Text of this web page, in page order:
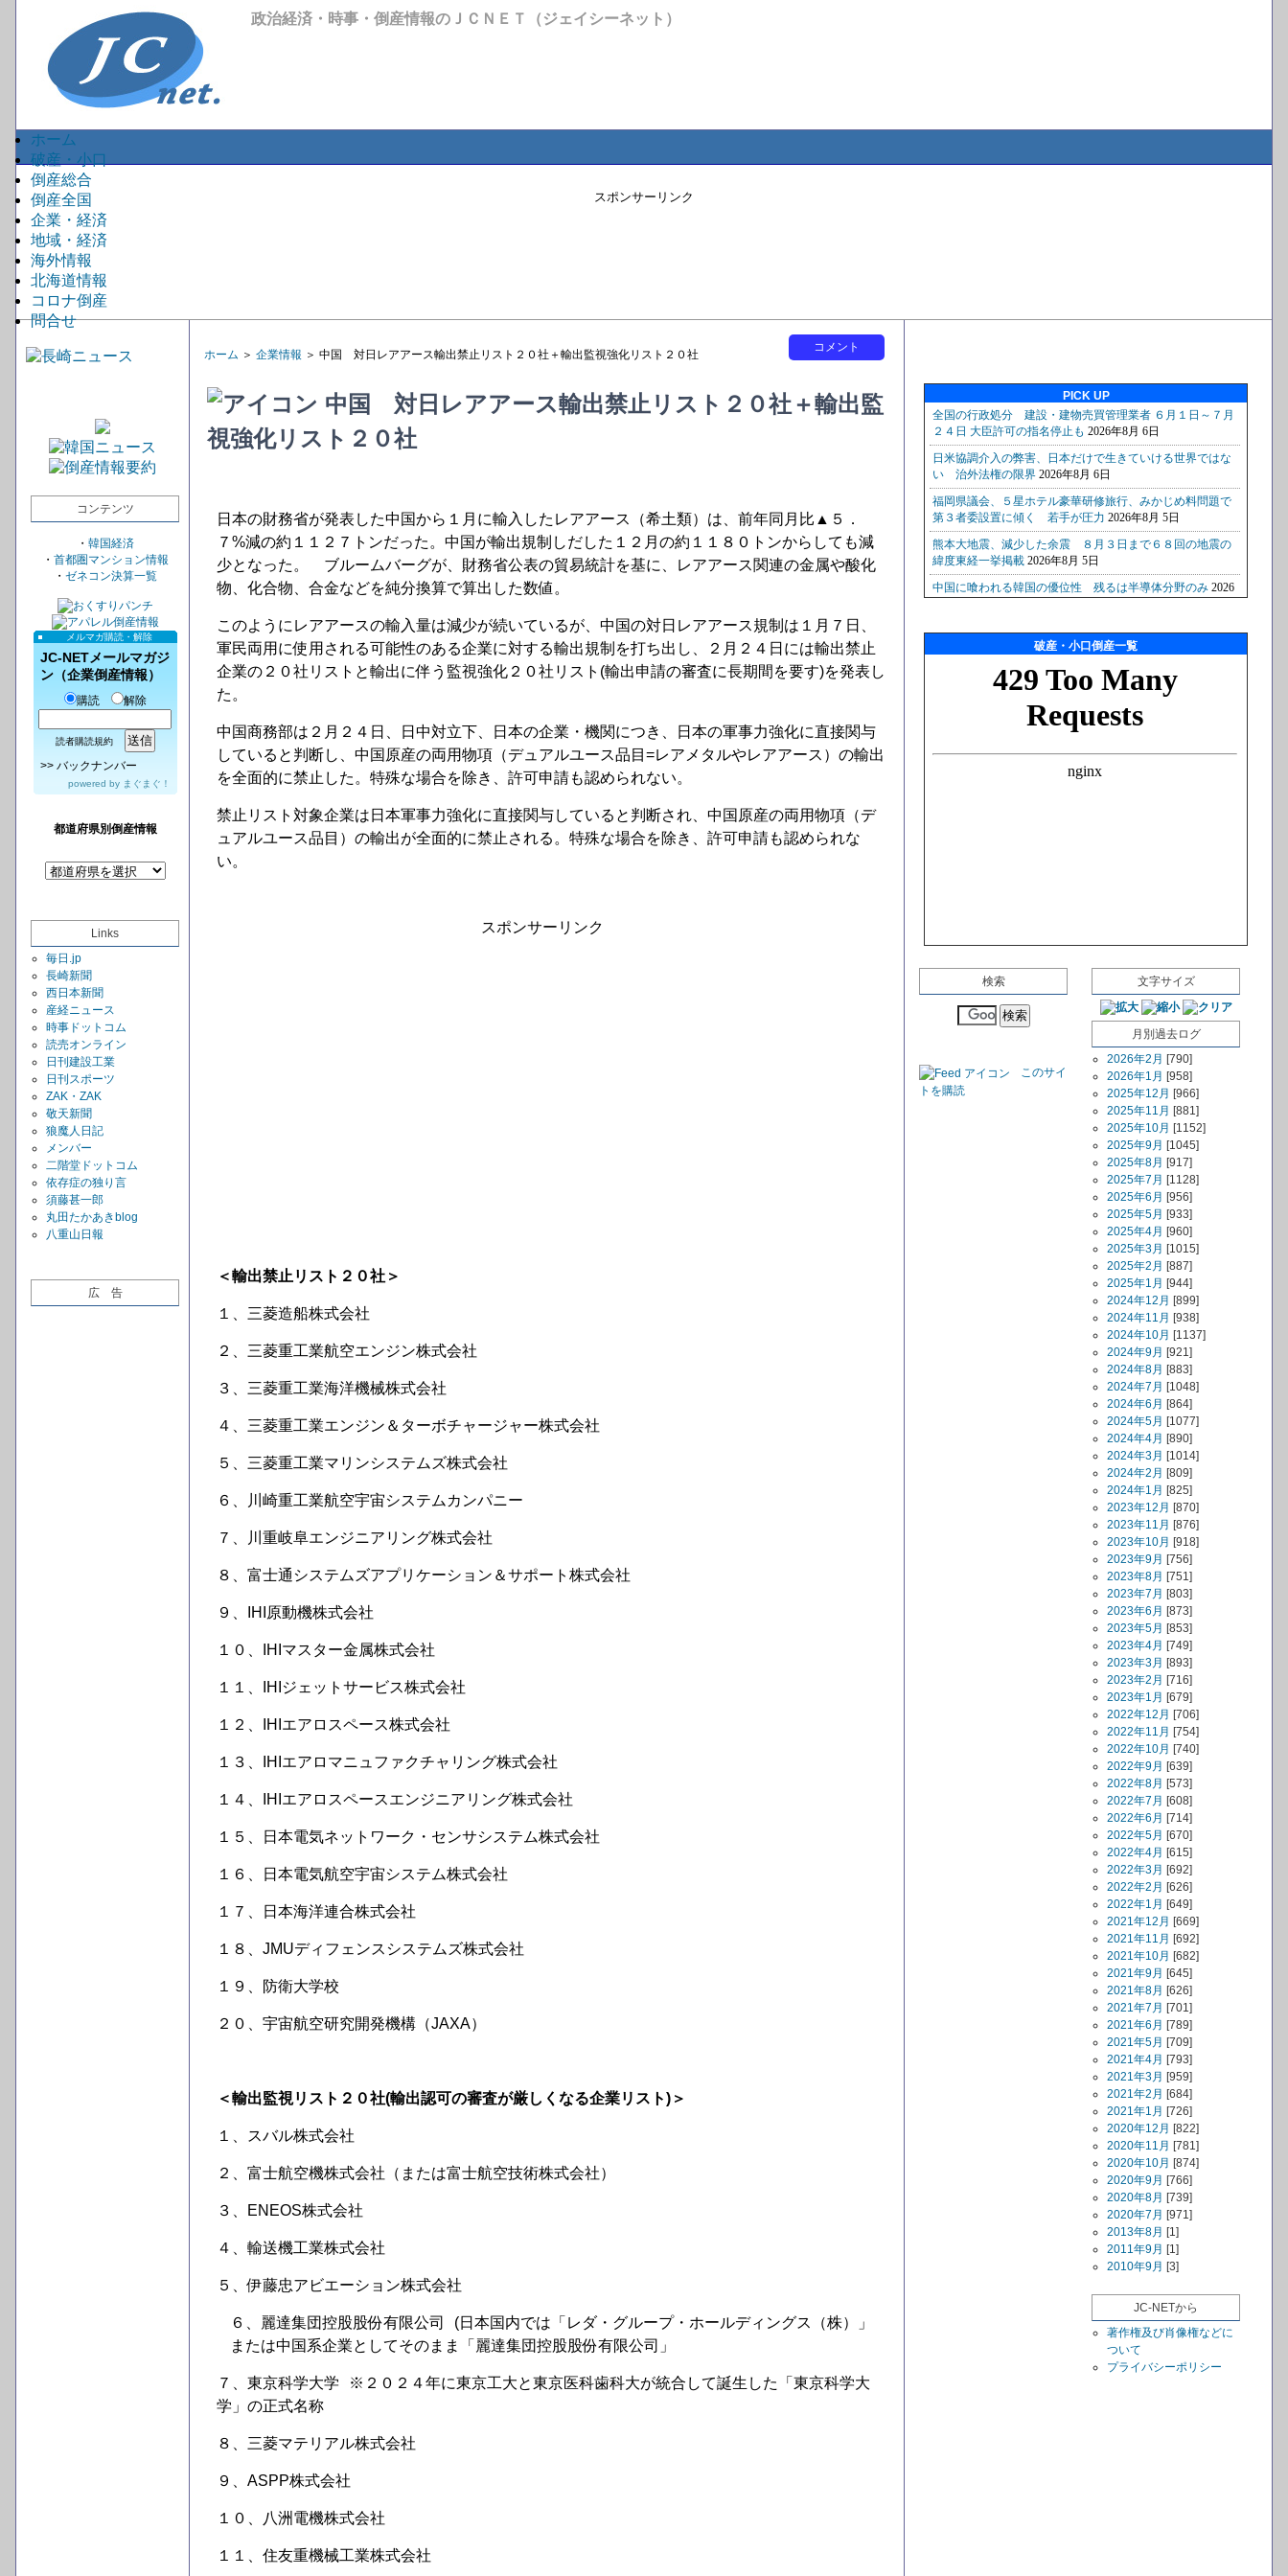
政治経済・時事・倒産情報のＪＣＮＥＴ（ジェイシーネット）
ホーム
破産・小口
倒産総合
倒産全国
企業・経済
地域・経済
海外情報
北海道情報
コロナ倒産
問合せ
スポンサーリンク
コンテンツ
・ 韓国経済
・ 首都圏マンション情報
・ ゼネコン決算一覧
メルマガ購読・解除
JC-NETメールマガジ
ン（企業倒産情報）
購読 解除
読者購読規約
>> バックナンバー
powered by まぐまぐ！
都道府県別倒産情報
Links
毎日.jp
長崎新聞
西日本新聞
産経ニュース
時事ドットコム
読売オンライン
日刊建設工業
日刊スポーツ
ZAK・ZAK
敬天新聞
狼魔人日記
メンバー
二階堂ドットコム
依存症の独り言
須藤甚一郎
丸田たかあきblog
八重山日報
広 告
コメント
ホーム ＞ 企業情報 ＞ 中国 対日レアアース輸出禁止リスト２０社＋輸出監視強化リスト２０社
中国 対日レアアース輸出禁止リスト２０社＋輸出監
視強化リスト２０社
日本の財務省が発表した中国から１月に輸入したレアアース（希土類）は、前年同月比▲５．
７%減の約１１２７トンだった。中国が輸出規制しだした１２月の約１１８０トンからしても減
少となった。 ブルームバーグが、財務省公表の貿易統計を基に、レアアース関連の金属や酸化
物、化合物、合金などを純分換算で算出した数値。
このようにレアアースの輸入量は減少が続いているが、中国の対日レアアース規制は１月７日、
軍民両用に使用される可能性のある企業に対する輸出規制を打ち出し、２月２４日には輸出禁止
企業の２０社リストと輸出に伴う監視強化２０社リスト(輸出申請の審査に長期間を要す)を発表し
た。
中国商務部は２月２４日、日中対立下、日本の企業・機関につき、日本の軍事力強化に直接関与
していると判断し、中国原産の両用物項（デュアルユース品目=レアメタルやレアアース）の輸出
を全面的に禁止した。特殊な場合を除き、許可申請も認められない。
禁止リスト対象企業は日本軍事力強化に直接関与していると判断され、中国原産の両用物項（デ
ュアルユース品目）の輸出が全面的に禁止される。特殊な場合を除き、許可申請も認められな
い。
スポンサーリンク
＜輸出禁止リスト２０社＞
１、三菱造船株式会社
２、三菱重工業航空エンジン株式会社
３、三菱重工業海洋機械株式会社
４、三菱重工業エンジン＆ターボチャージャー株式会社
５、三菱重工業マリンシステムズ株式会社
６、川崎重工業航空宇宙システムカンパニー
７、川重岐阜エンジニアリング株式会社
８、富士通システムズアプリケーション＆サポート株式会社
９、IHI原動機株式会社
１０、IHIマスター金属株式会社
１１、IHIジェットサービス株式会社
１２、IHIエアロスペース株式会社
１３、IHIエアロマニュファクチャリング株式会社
１４、IHIエアロスペースエンジニアリング株式会社
１５、日本電気ネットワーク・センサシステム株式会社
１６、日本電気航空宇宙システム株式会社
１７、日本海洋連合株式会社
１８、JMUディフェンスシステムズ株式会社
１９、防衛大学校
２０、宇宙航空研究開発機構（JAXA）
＜輸出監視リスト２０社(輸出認可の審査が厳しくなる企業リスト)＞
１、スバル株式会社
２、富士航空機株式会社（または富士航空技術株式会社）
３、ENEOS株式会社
４、輸送機工業株式会社
５、伊藤忠アビエーション株式会社
６、麗達集団控股股份有限公司 (日本国内では「レダ・グループ・ホールディングス（株）」
または中国系企業としてそのまま「麗達集団控股股份有限公司」
７、東京科学大学 ※２０２４年に東京工大と東京医科歯科大が統合して誕生した「東京科学大
学」の正式名称
８、三菱マテリアル株式会社
９、ASPP株式会社
１０、八洲電機株式会社
１１、住友重機械工業株式会社
PICK UP
破産・小口倒産一覧
検索
このサイ
トを購読
文字サイズ
月別過去ログ
2026年2月 [790]
2026年1月 [958]
2025年12月 [966]
2025年11月 [881]
2025年10月 [1152]
2025年9月 [1045]
2025年8月 [917]
2025年7月 [1128]
2025年6月 [956]
2025年5月 [933]
2025年4月 [960]
2025年3月 [1015]
2025年2月 [887]
2025年1月 [944]
2024年12月 [899]
2024年11月 [938]
2024年10月 [1137]
2024年9月 [921]
2024年8月 [883]
2024年7月 [1048]
2024年6月 [864]
2024年5月 [1077]
2024年4月 [890]
2024年3月 [1014]
2024年2月 [809]
2024年1月 [825]
2023年12月 [870]
2023年11月 [876]
2023年10月 [918]
2023年9月 [756]
2023年8月 [751]
2023年7月 [803]
2023年6月 [873]
2023年5月 [853]
2023年4月 [749]
2023年3月 [893]
2023年2月 [716]
2023年1月 [679]
2022年12月 [706]
2022年11月 [754]
2022年10月 [740]
2022年9月 [639]
2022年8月 [573]
2022年7月 [608]
2022年6月 [714]
2022年5月 [670]
2022年4月 [615]
2022年3月 [692]
2022年2月 [626]
2022年1月 [649]
2021年12月 [669]
2021年11月 [692]
2021年10月 [682]
2021年9月 [645]
2021年8月 [626]
2021年7月 [701]
2021年6月 [789]
2021年5月 [709]
2021年4月 [793]
2021年3月 [959]
2021年2月 [684]
2021年1月 [726]
2020年12月 [822]
2020年11月 [781]
2020年10月 [874]
2020年9月 [766]
2020年8月 [739]
2020年7月 [971]
2013年8月 [1]
2011年9月 [1]
2010年9月 [3]
JC-NETから
著作権及び肖像権などに
ついて
プライバシーポリシー